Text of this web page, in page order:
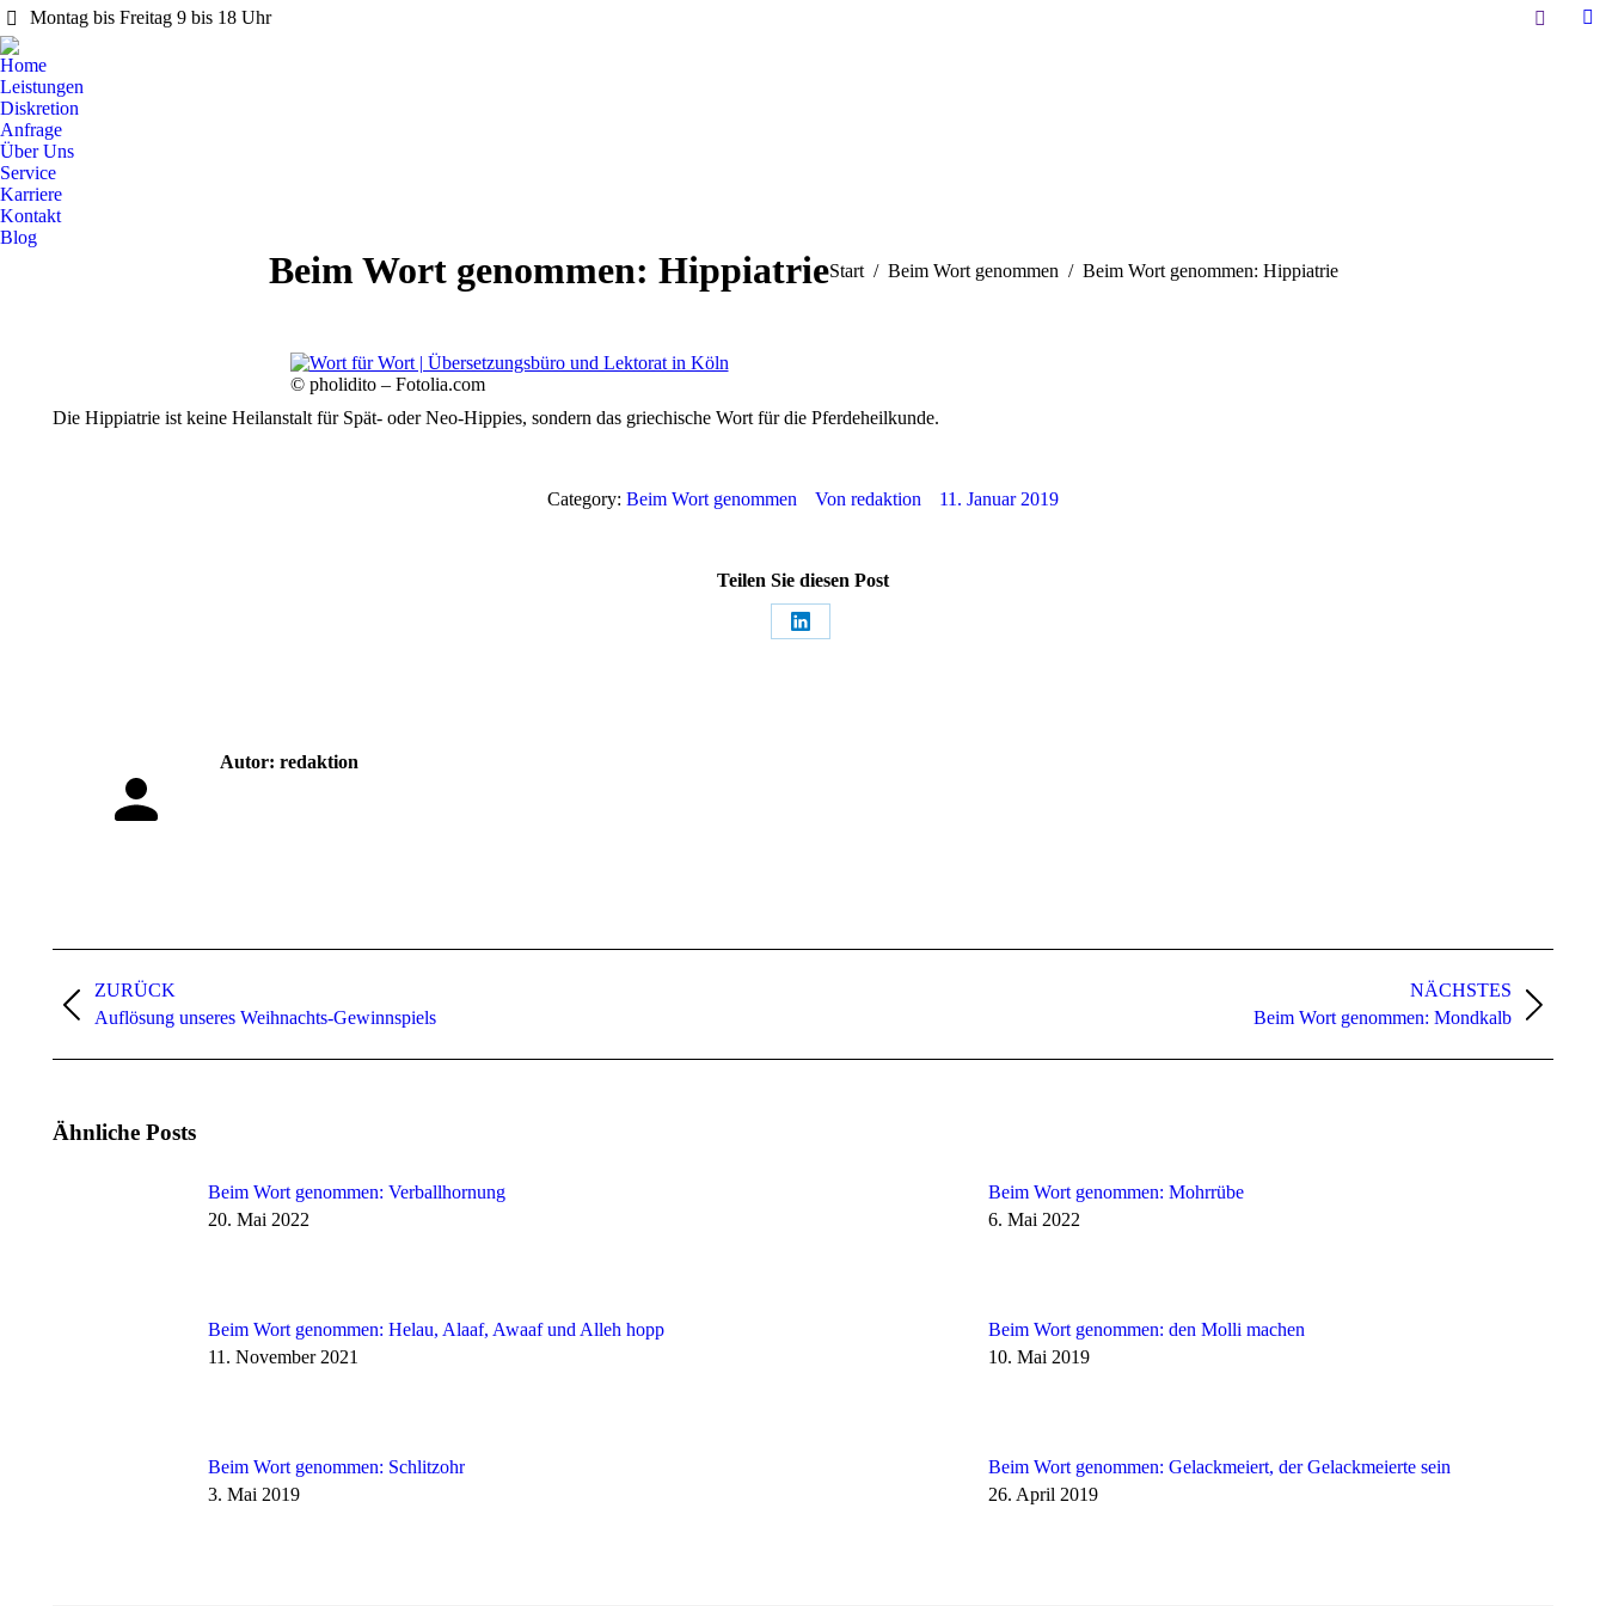
Montag bis Freitag 9 bis 18 Uhr Search:
Home
Leistungen
Diskretion
Anfrage
Über Uns
Service
Karriere
Kontakt
Blog
Beim Wort genommen: HippiatrieSie befinden sich hier:
Start Beim Wort genommen Beim Wort genommen: Hippiatrie
© pholidito – Fotolia.com
Die Hippiatrie ist keine Heilanstalt für Spät- oder Neo-Hippies, sondern das griechische Wort für die Pferdeheilkunde.
Category: Beim Wort genommen Von redaktion 11. Januar 2019
Teilen Sie diesen Post
Share
Autor: redaktion
ZURÜCK
Vorheriger
Auflösung unseres Weihnachts-Gewinnspiels
NÄCHSTES
Beim Wort genommen: Mondkalb
Ähnliche Posts
Beim Wort genommen: Verballhornung
20. Mai 2022
Beim Wort genommen: Mohrrübe
6. Mai 2022
Beim Wort genommen: Helau, Alaaf, Awaaf und Alleh hopp
11. November 2021
Beim Wort genommen: den Molli machen
10. Mai 2019
Beim Wort genommen: Schlitzohr
3. Mai 2019
Beim Wort genommen: Gelackmeiert, der Gelackmeierte sein
26. April 2019